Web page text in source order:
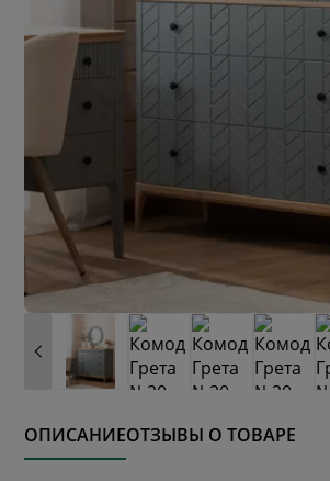
ОПИСАНИЕОТЗЫВЫ О ТОВАРЕ